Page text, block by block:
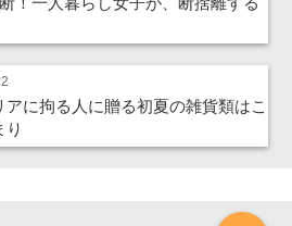
アに拘る人に贈る初夏の雑貨類はこ
り